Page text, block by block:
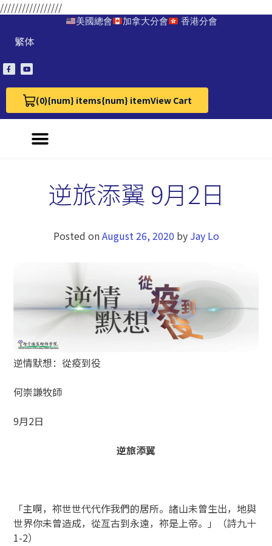
/////////////////
美國總會 加拿大分會 香港分會
繁体
(0)
View Cart 0{num} items{num} itemView Cart
逆旅添翼 9月2日
Posted onAugust 26, 2020 by Jay Lo
逆情默想：從疫到役
何崇謙牧師
9月2日
逆旅添翼
「主啊，祢世世代代作我們的居所。諸山未曾生出，地與
世界你未曾造成，從亙古到永遠，祢是上帝。」（詩九十
1-2）